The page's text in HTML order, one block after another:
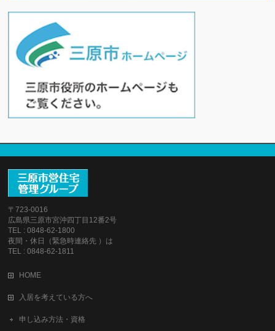
〒723-0016
広島県三原市宮沖四丁目12番2号
TEL : 0848-62-1800
夜間・休日（緊急時連絡先 ）は
TEL : 0848-62-1811
HOME
入居を考えている方へ
申し込み方法・資格